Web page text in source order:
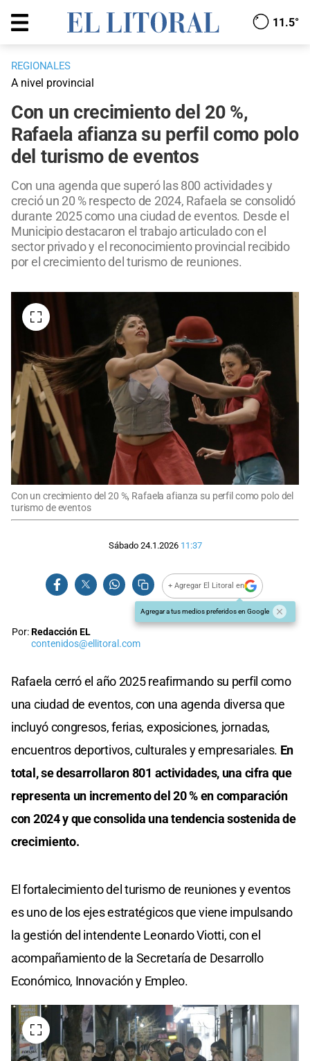
11.5°
REGIONALES
A nivel provincial
Con un crecimiento del 20 %,
Rafaela afianza su perfil como polo
del turismo de eventos
Con una agenda que superó las 800 actividades y
creció un 20 % respecto de 2024, Rafaela se consolidó
durante 2025 como una ciudad de eventos. Desde el
Municipio destacaron el trabajo articulado con el
sector privado y el reconocimiento provincial recibido
por el crecimiento del turismo de reuniones.
Con un crecimiento del 20 %, Rafaela afianza su perfil como polo del
turismo de eventos
Sábado 24.1.2026 11:37
+ Agregar El Litoral en
Agregar a tus medios preferidos en Google
Por:Redacción EL
contenidos@ellitoral.com
Rafaela cerró el año 2025 reafirmando su perfil como
una ciudad de eventos, con una agenda diversa que
incluyó congresos, ferias, exposiciones, jornadas,
encuentros deportivos, culturales y empresariales. En
total, se desarrollaron 801 actividades, una cifra que
representa un incremento del 20 % en comparación
con 2024 y que consolida una tendencia sostenida de
crecimiento.
El fortalecimiento del turismo de reuniones y eventos
es uno de los ejes estratégicos que viene impulsando
la gestión del intendente Leonardo Viotti, con el
acompañamiento de la Secretaría de Desarrollo
Económico, Innovación y Empleo.